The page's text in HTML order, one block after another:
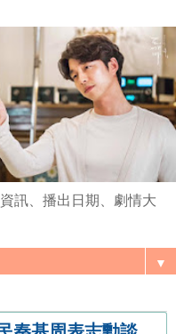
訊、播出日期、劇情大
▼